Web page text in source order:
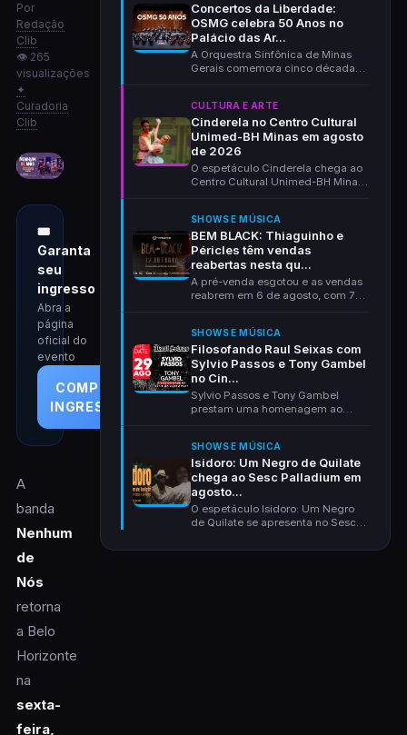
Por
Redação
Clib
👁 265
visualizações
✦
Curadoria
Clib
🎟
Garanta
seu
ingresso
Abra a
página
oficial do
evento
COMPRAR
INGRESSOS
A
banda
Nenhum
de
Nós
retorna
a Belo
Horizonte
na
sexta-
feira,
Concertos da Liberdade:
OSMG celebra 50 Anos no
Palácio das Ar...
A Orquestra Sinfônica de Minas
Gerais comemora cinco décadas
CULTURA E ARTE
Cinderela no Centro Cultural
Unimed-BH Minas em agosto
de 2026
O espetáculo Cinderela chega ao
Centro Cultural Unimed-BH Minas,
SHOWS E MÚSICA
BEM BLACK: Thiaguinho e
Péricles têm vendas
reabertas nesta qu...
A pré-venda esgotou e as vendas
reabrem em 6 de agosto, com 72
SHOWS E MÚSICA
Filosofando Raul Seixas com
Sylvio Passos e Tony Gambel
no Cin...
Sylvio Passos e Tony Gambel
prestam uma homenagem ao
SHOWS E MÚSICA
Isidoro: Um Negro de Quilate
chega ao Sesc Palladium em
agosto...
O espetáculo Isidoro: Um Negro
de Quilate se apresenta no Sesc